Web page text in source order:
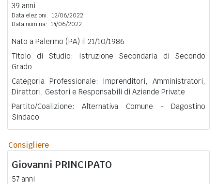
39 anni
Data elezioni: 12/06/2022
Data nomina: 14/06/2022
Nato a Palermo (PA) il 21/10/1986
Titolo di Studio: Istruzione Secondaria di Secondo
Grado
Categoria Professionale: Imprenditori, Amministratori,
Direttori, Gestori e Responsabili di Aziende Private
Partito/Coalizione: Alternativa Comune - Dagostino
Sindaco
Consigliere
Giovanni PRINCIPATO
57 anni